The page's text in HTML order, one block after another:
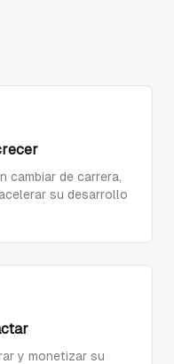
cambiar de carrera,
su desarrollo
y monetizar su